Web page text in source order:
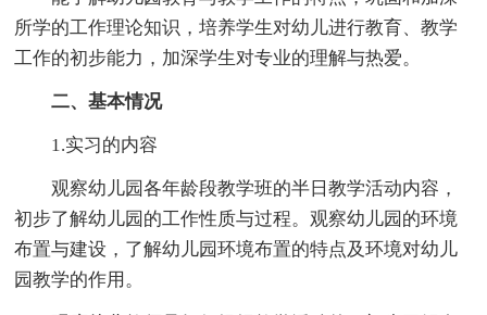
所学的工作理论知识，培养学生对幼儿进行教育、教学
工作的初步能力，加深学生对专业的理解与热爱。
二、基本情况
1.实习的内容
观察幼儿园各年龄段教学班的半日教学活动内容，
初步了解幼儿园的工作性质与过程。观察幼儿园的环境
布置与建设，了解幼儿园环境布置的特点及环境对幼儿
园教学的作用。